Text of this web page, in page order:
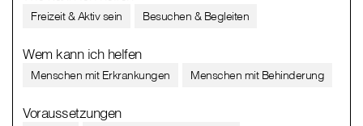
Freizeit & Aktiv sein Besuchen & Begleiten
Wem kann ich helfen
Menschen mit Erkrankungen Menschen mit Behinderung
Voraussetzungen